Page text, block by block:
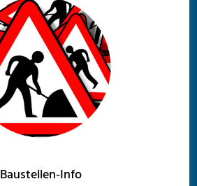
Baustellen-Info